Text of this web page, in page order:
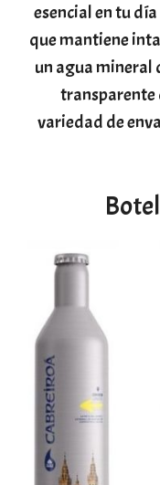
esencial en tu
que mantiene
un agua mineral
transparente
variedad de